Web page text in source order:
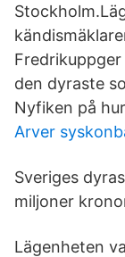
den dyraste
Nyfiken på
Arver
Sveriges
miljoner
Lägenheten